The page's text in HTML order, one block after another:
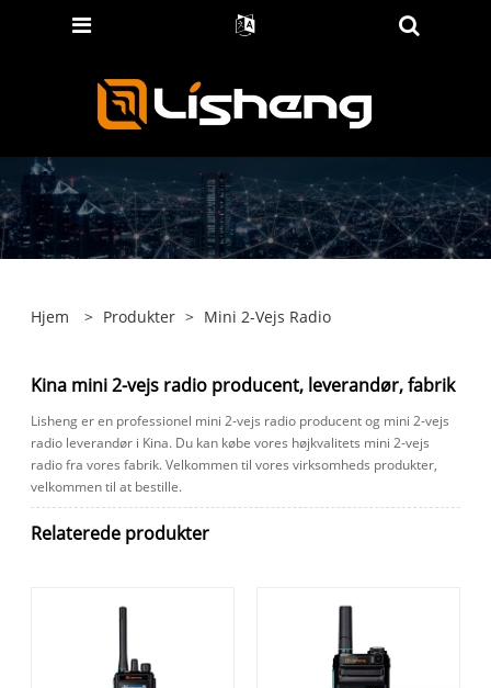
Hjem > Produkter > Mini 2-Vejs Radio
Kina mini 2-vejs radio producent, leverandør, fabrik
Lisheng er en professionel mini 2-vejs radio producent og mini 2-vejs
radio leverandør i Kina. Du kan købe vores højkvalitets mini 2-vejs
radio fra vores fabrik. Velkommen til vores virksomheds produkter,
velkommen til at bestille.
Relaterede produkter